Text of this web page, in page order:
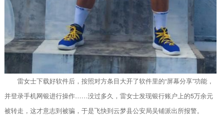
雷女士下载好软件后，按照对方条目大开了软件里的“屏幕分享”功能，
并登录手机网银进行操作……没过多久，雷女士发现银行账户上的5万余元
被转走，这才意志到被骗，于是飞快到云梦县公安局吴铺派出所报警。